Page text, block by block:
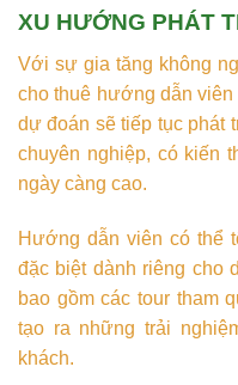
XU HƯỚNG PHÁT
Với sự gia tăng không
cho thuê hướng dẫn
dự đoán sẽ tiếp tục phát
chuyên nghiệp, có kiến
ngày càng cao.
Hướng dẫn viên có thể
đặc biệt dành riêng cho
bao gồm các tour tham
tạo ra những trải
khách.